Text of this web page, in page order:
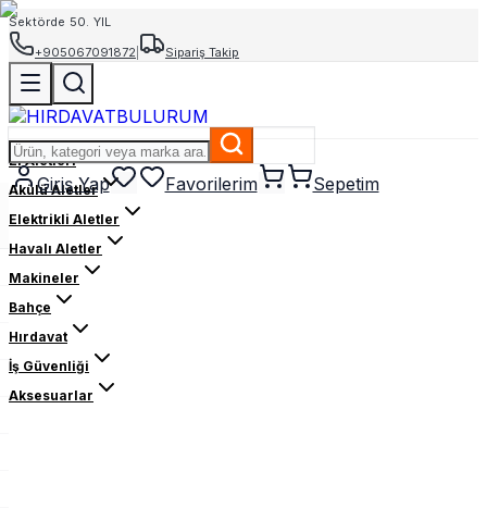
Sektörde 50. YIL
+905067091872
Sipariş Takip
Giriş Yap Favorilerim Sepetim
El Aletleri
Akülü Aletler
Elektrikli Aletler
Havalı Aletler
Makineler
Bahçe
Hırdavat
İş Güvenliği
Aksesuarlar